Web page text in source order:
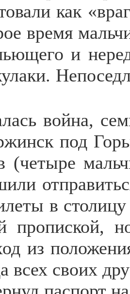
как
время
и
война,
под
(четыре
в
пропиской,
из
всех своих